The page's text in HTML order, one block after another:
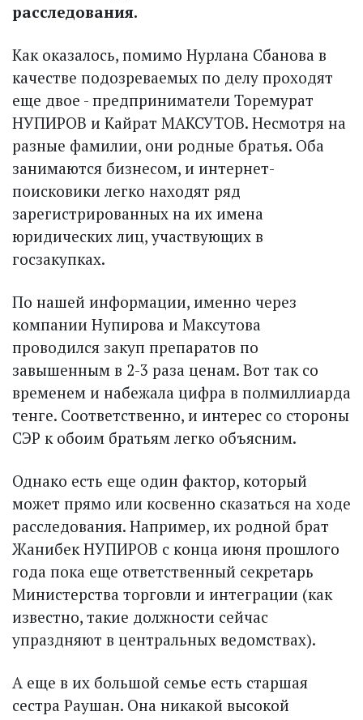
расследования.
Как оказалось, помимо Нурлана Сбанова в
качестве подозреваемых по делу проходят
еще двое - предприниматели Торемурат
НУПИРОВ и Кайрат МАКСУТОВ. Несмотря на
разные фамилии, они родные братья. Оба
занимаются бизнесом, и интернет-
поисковики легко находят ряд
зарегистрированных на их имена
юридических лиц, участвующих в
госзакупках.
По нашей информации, именно через
компании Нупирова и Максутова
проводился закуп препаратов по
завышенным в 2-3 раза ценам. Вот так со
временем и набежала цифра в полмиллиарда
тенге. Соответственно, и интерес со стороны
СЭР к обоим братьям легко объясним.
Однако есть еще один фактор, который
может прямо или косвенно сказаться на ходе
расследования. Например, их родной брат
Жанибек НУПИРОВ с конца июня прошлого
года пока еще ответственный секретарь
Министерства торговли и интеграции (как
известно, такие должности сейчас
упраздняют в центральных ведомствах).
А еще в их большой семье есть старшая
сестра Раушан. Она никакой высокой